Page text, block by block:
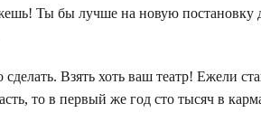
Ты бы лучше на новую постановку
Взять хоть ваш театр! Ежели
то в первый же год сто тысяч в